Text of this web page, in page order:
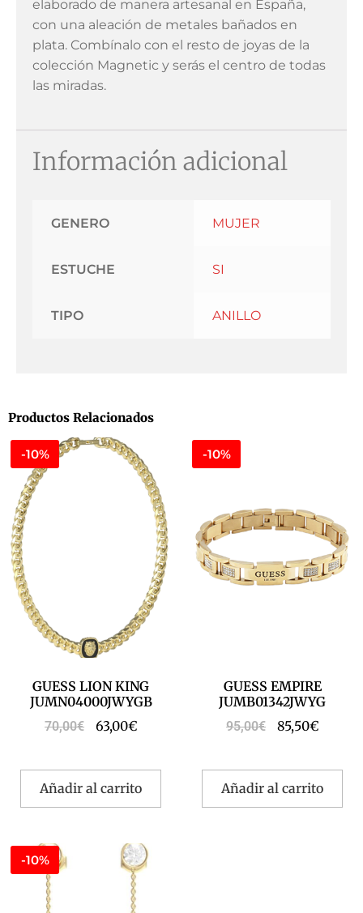
elaborado de manera artesanal en España,
con una aleación de metales bañados en
plata. Combínalo con el resto de joyas de la
colección Magnetic y serás el centro de todas
las miradas.
Información adicional
GENERO MUJER
ESTUCHE SI
TIPO ANILLO
Productos Relacionados
-10%
GUESS LION KING
JUMN04000JWYGB
70,00€ 63,00€
Añadir al carrito
-10%
GUESS EMPIRE
JUMB01342JWYG
95,00€ 85,50€
Añadir al carrito
-10%